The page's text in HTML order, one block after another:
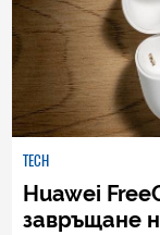
TECH
Huawei
завръщане